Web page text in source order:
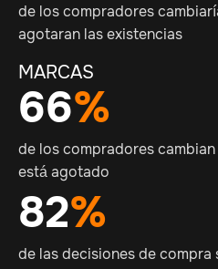
de los compradores
agotaran las existencias
MARCAS
66%
de los compradores
está agotado
82%
de las decisiones de compra